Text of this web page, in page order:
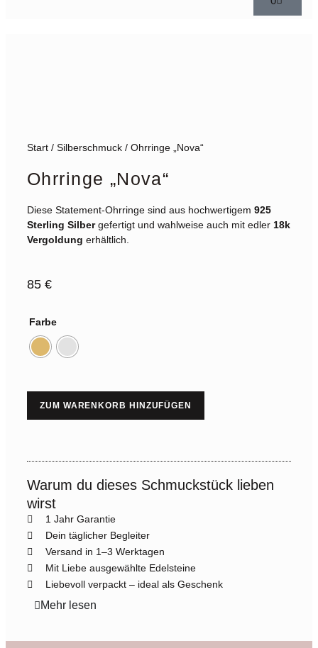
Start / Silberschmuck / Ohrringe „Nova“
Ohrringe „Nova“
Diese Statement-Ohrringe sind aus hochwertigem 925
Sterling Silbergefertigt und wahlweise auch mit edler 18k
Vergoldung erhältlich.
85 €
Farbe
ZUM WARENKORB HINZUFÜGEN
Warum du dieses Schmuckstück lieben
wirst
1 Jahr Garantie
Dein täglicher Begleiter
Versand in 1–3 Werktagen
Mit Liebe ausgewählte Edelsteine
Liebevoll verpackt – ideal als Geschenk
Mehr lesen